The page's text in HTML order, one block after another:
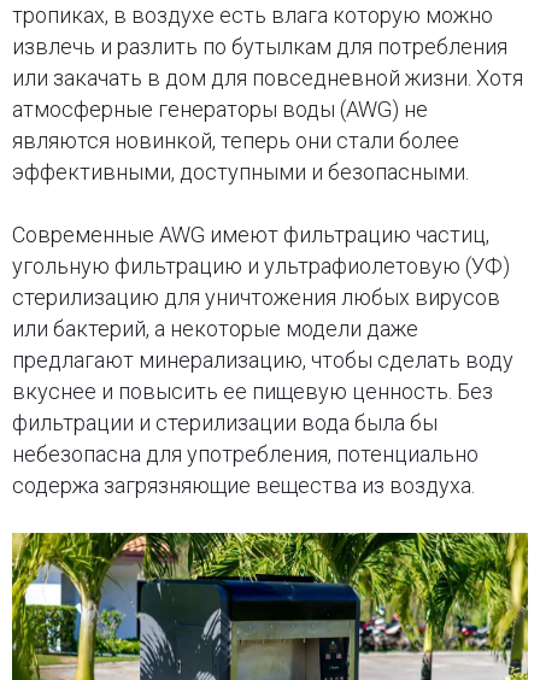
тропиках, в воздухе есть влага которую можно
извлечь и разлить по бутылкам для потребления
или закачать в дом для повседневной жизни. Хотя
атмосферные генераторы воды (AWG) не
являются новинкой, теперь они стали более
эффективными, доступными и безопасными.
Современные AWG имеют фильтрацию частиц,
угольную фильтрацию и ультрафиолетовую (УФ)
стерилизацию для уничтожения любых вирусов
или бактерий, а некоторые модели даже
предлагают минерализацию, чтобы сделать воду
вкуснее и повысить ее пищевую ценность. Без
фильтрации и стерилизации вода была бы
небезопасна для употребления, потенциально
содержа загрязняющие вещества из воздуха.